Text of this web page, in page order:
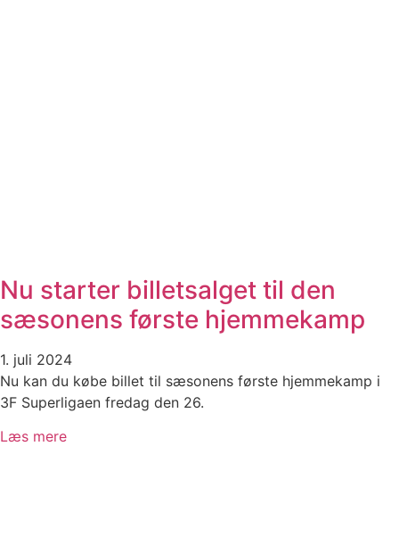
Nu starter billetsalget til den
sæsonens første hjemmekamp
1. juli 2024
Nu kan du købe billet til sæsonens første hjemmekamp i
3F Superligaen fredag den 26.
Læs mere